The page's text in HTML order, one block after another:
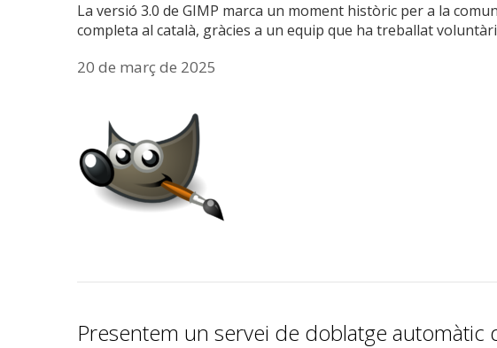
La versió 3.0 de GIMP marca un moment històric per a la
completa al català, gràcies a un equip que ha treballat
20 de març de 2025
Presentem un servei de doblatge automàtic